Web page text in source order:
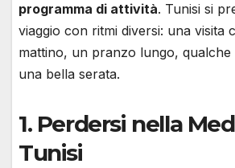
programma di attività. Tunisi si
viaggio con ritmi diversi: una visita
mattino, un pranzo lungo,
una bella serata.
1. Perdersi nella
Tunisi